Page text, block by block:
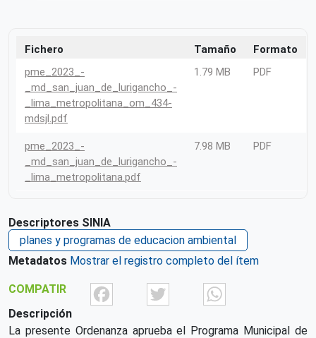
Fichero Tamaño
Formato
pme_2023_-
_md_san_juan_de_lurigancho_-
_lima_metropolitana_om_434-
mdsjl.pdf
1.79 MB PDF
pme_2023_-
_md_san_juan_de_lurigancho_-
_lima_metropolitana.pdf
7.98 MB PDF
Descriptores SINIA
planes y programas de educacion ambiental
Metadatos Mostrar el registro completo del ítem
COMPATIR FacebookTwitter
Descripción
La presente Ordenanza aprueba el Programa Municipal de